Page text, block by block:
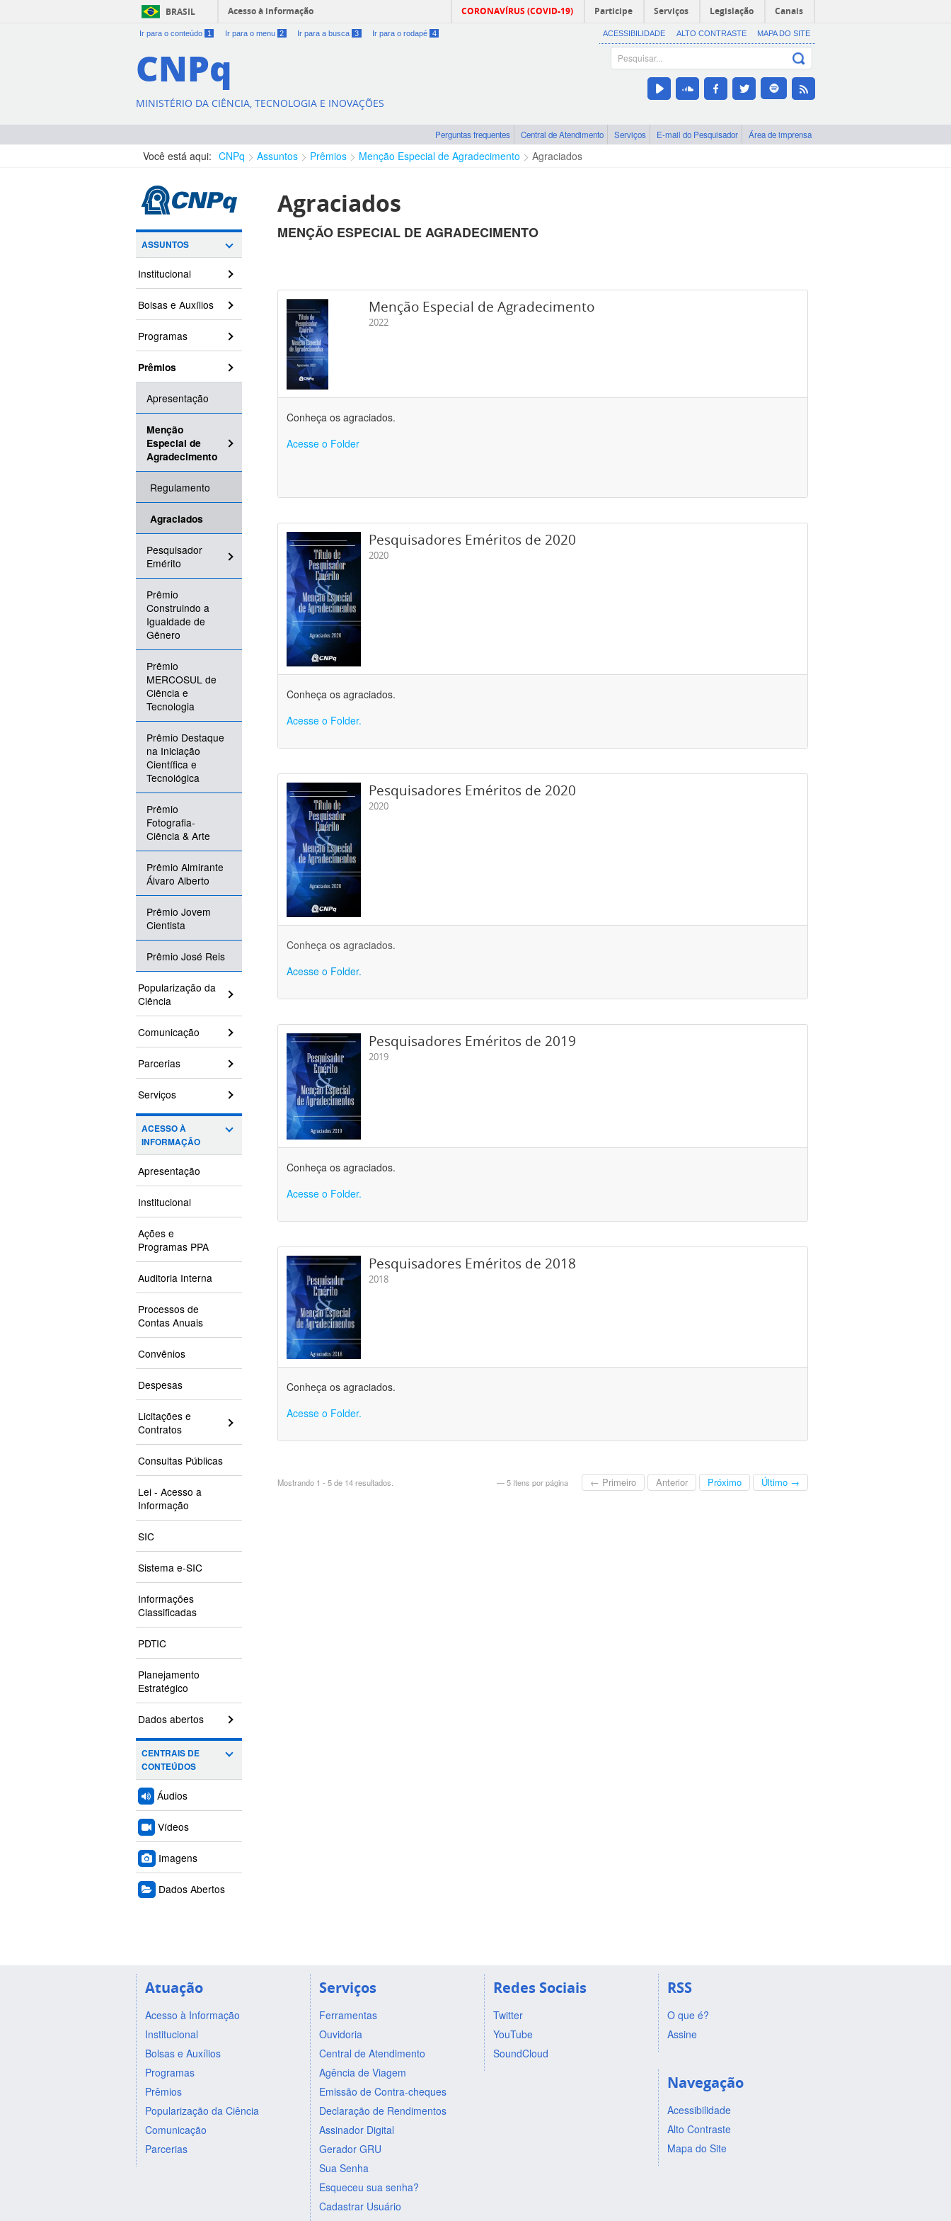
BRASIL Acesso à informação CORONAVÍRUS (COVID-19) Participe Serviços Legislação Canais
Ir para o conteúdo 1 Ir para o menu 2 Ir para a busca 3 Ir para o rodapé 4 ACESSIBILIDADE ALTO CONTRASTE MAPA DO SITE
CNPq
MINISTÉRIO DA CIÊNCIA, TECNOLOGIA E INOVAÇÕES
Perguntas frequentes Central de Atendimento Serviços E-mail do Pesquisador Área de imprensa
Você está aqui: CNPq Assuntos Prêmios Menção Especial de Agradecimento Agraciados
ASSUNTOS
Institucional
Bolsas e Auxílios
Programas
Prêmios
Apresentação
Menção
Especial de
Agradecimento
Regulamento
Agraciados
Pesquisador
Emérito
Prêmio
Construindo a
Igualdade de
Gênero
Prêmio
MERCOSUL de
Ciência e
Tecnologia
Prêmio Destaque
na Iniciação
Científica e
Tecnológica
Prêmio
Fotografia-
Ciência & Arte
Prêmio Almirante
Álvaro Alberto
Prêmio Jovem
Cientista
Prêmio José Reis
Popularização da
Ciência
Comunicação
Parcerias
Serviços
ACESSO À
INFORMAÇÃO
Apresentação
Institucional
Ações e
Programas PPA
Auditoria Interna
Processos de
Contas Anuais
Convênios
Despesas
Licitações e
Contratos
Consultas Públicas
Lei - Acesso a
Informação
SIC
Sistema e-SIC
Informações
Classificadas
PDTIC
Planejamento
Estratégico
Dados abertos
CENTRAIS DE
CONTEÚDOS
Áudios
Vídeos
Imagens
Dados Abertos
Agraciados
MENÇÃO ESPECIAL DE AGRADECIMENTO
Menção Especial de Agradecimento
2022
Conheça os agraciados.
Acesse o Folder
Pesquisadores Eméritos de 2020
2020
Conheça os agraciados.
Acesse o Folder.
Pesquisadores Eméritos de 2020
2020
Conheça os agraciados.
Acesse o Folder.
Pesquisadores Eméritos de 2019
2019
Conheça os agraciados.
Acesse o Folder.
Pesquisadores Eméritos de 2018
2018
Conheça os agraciados.
Acesse o Folder.
— 5 Itens por página
Mostrando 1 - 5 de 14 resultados. ← Primeiro Anterior Próximo Último →
Atuação
Acesso à Informação
Institucional
Bolsas e Auxílios
Programas
Prêmios
Popularização da Ciência
Comunicação
Parcerias
Serviços
Ferramentas
Ouvidoria
Central de Atendimento
Agência de Viagem
Emissão de Contra-cheques
Declaração de Rendimentos
Assinador Digital
Gerador GRU
Sua Senha
Esqueceu sua senha?
Cadastrar Usuário
Redes Sociais
Twitter
YouTube
SoundCloud
RSS
O que é?
Assine
Navegação
Acessibilidade
Alto Contraste
Mapa do Site